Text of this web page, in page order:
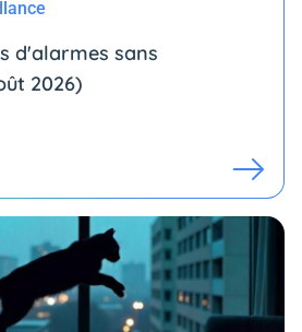
d'alarmes sans
2026)